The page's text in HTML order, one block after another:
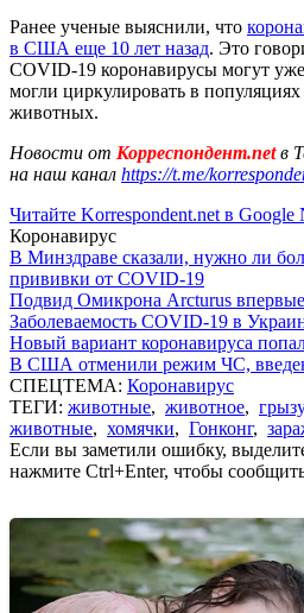
Ранее ученые выяснили, что
в США еще 10 лет назад. Это
COVID-19 коронавирусы могут уже
могли циркулировать в
животных.
Новости от Корреспондент.netв
на наш канал https://t.me/
Читайте Korrespondent.net в Google
Коронавирус
В Минздраве сказали, нужно ли
прививки от COVID-19
Подвид Омикрона Arcturus впервые
Заболеваемость COVID-19 в
Новый вариант коронавируса
В США отменили режим ЧС,
СПЕЦТЕМА: Коронавирус
ТЕГИ: животные, животное,
животные, хомячки, Гонконг,
Если вы заметили ошибку,
нажмите Ctrl+Enter, чтобы